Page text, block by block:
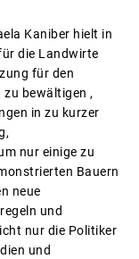
Kaniber hielt in
die Landwirte
für den
bewältigen ,
in zu kurzer
nur einige zu
Bauern
neue
und
nur die Politiker
und